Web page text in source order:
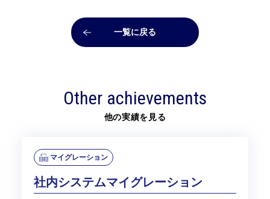
一覧に戻る
Other achievements
他の実績を見る
マイグレーション
社内システムマイグレーション